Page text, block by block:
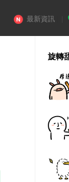
最新資訊
旋轉